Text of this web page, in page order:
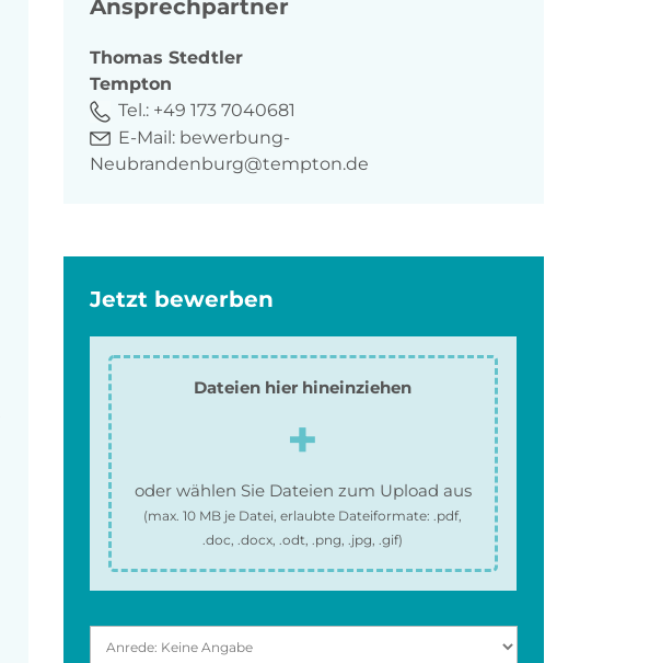
Ansprechpartner
Thomas Stedtler
Tempton
Tel.: +49 173 7040681
E-Mail: bewerbung-
Neubrandenburg@tempton.de
Jetzt bewerben
Dateien hier hineinziehen
oder wählen Sie Dateien zum Upload aus
(max.10 MB je Datei, erlaubte Dateiformate:.pdf,
.doc, .docx, .odt, .png, .jpg, .gif)